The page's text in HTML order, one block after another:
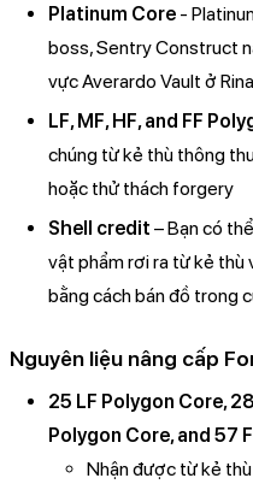
Platinum Core -
boss, Sentry Construct
vực Averardo Vault ở
LF, MF, HF, and FF
chúng từ kẻ thù thông
hoặc thử thách forgery
Shell credit – Bạn có
vật phẩm rơi ra từ kẻ thù
bằng cách bán đồ trong
Nguyên liệu nâng cấp
25 LF Polygon Core,
Polygon Core, and 57
Nhận được từ kẻ